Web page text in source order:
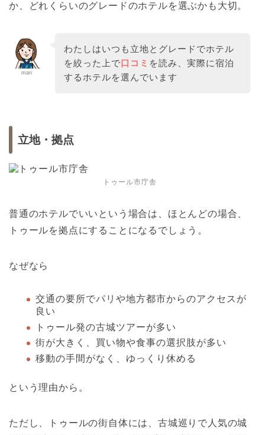
か、どれくらいのグレードのホテルを選ぶかも大切。
mari
わたしはいつも立地とグレードでホテル
を絞った上で口コミ を読み、実際に宿泊
するホテルを選んでいます
立地・拠点
トゥール市庁舎
普通のホテルでいいという場合は、ほとんどの場合、
トゥールを拠点にすることになるでしょう。
なぜなら
交通の要所でパリや地方都市からのアクセスが
良い
トゥール発の古城ツアーが多い
街が大きく、買い物や食事の選択肢が多い
移動の手間がなく、ゆっくり休める
という理由から。
ただし、トゥールの街自体には、古城巡りで人気の城